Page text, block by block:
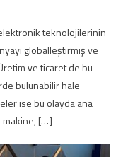
teknolojilerinin
globalleştirmiş ve
ve ticaret de bu
bulunabilir hale
ise bu olayda ana
makine, […]